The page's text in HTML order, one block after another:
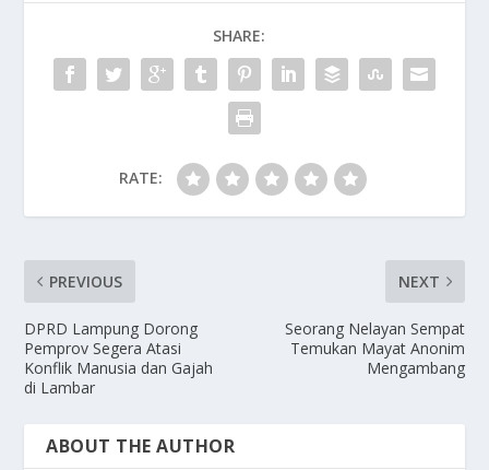
o
o
k
o
n SHARE:
RATE:
PREVIOUS
DPRD Lampung Dorong
Pemprov Segera Atasi
Konflik Manusia dan Gajah
di Lambar
NEXT
Seorang Nelayan Sempat
Temukan Mayat Anonim
Mengambang
ABOUT THE AUTHOR